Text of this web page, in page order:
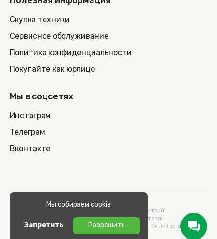
Скупка техники
Сервисное обслуживание
Политика конфиденциальности
Покупайте как юрлицо
Мы в соцсетях
Инстаграм
Телеграм
Вконтакте
© 2026 100nout.by,
ООО «СТОНОУТБУКОВ» Директор Метельский Дмитрий
Константинович, действующий на основании Устава.
Адрес: 220100, Беларусь, г. Минск, ул. Кульман, д. 15 литер Б 9/к.
Мы собираем cookie
Запретить Разрешить